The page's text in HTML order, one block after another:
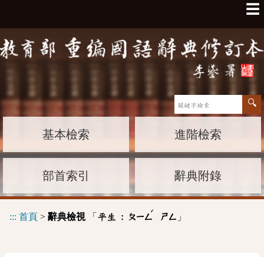
☰
基本檢索 進階檢索
部首索引 辭典附錄
::: 首頁 > 辭典檢視「 平生 : ㄆㄧㄥ
ˊ
ㄕㄥ 」